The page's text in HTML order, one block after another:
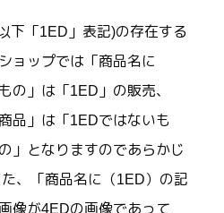
下「1ED」表記)の存在する
ョップでは「商品名に
の」は「1ED」の販売、
品」は「1EDではないも
」となりますのであらかじ
、「商品名に（1ED）の記
像が4EDの画像であって